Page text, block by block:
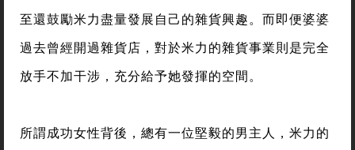
至還鼓勵米力盡量發展自己的雜貨興趣。而即便婆婆
過去曾經開過雜貨店，對於米力的雜貨事業則是完全
放手不加干涉，充分給予她發揮的空間。
所謂成功女性背後，總有一位堅毅的男主人，米力的